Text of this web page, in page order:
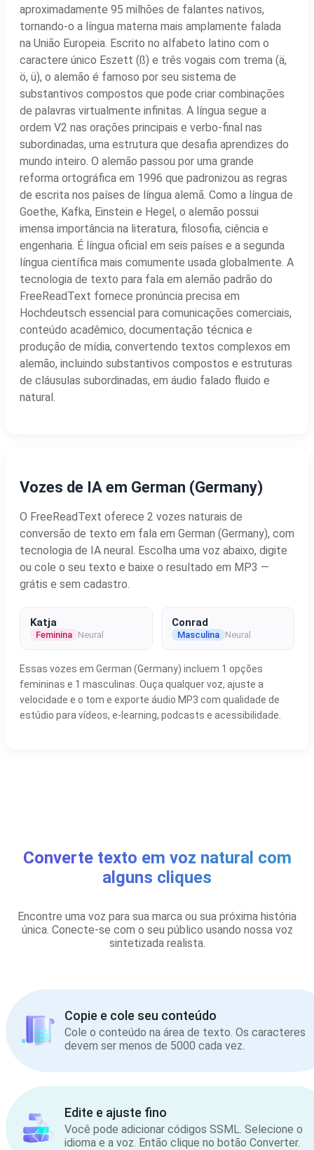
aproximadamente 95 milhões de falantes nativos,
tornando-o a língua materna mais amplamente falada
na União Europeia. Escrito no alfabeto latino com o
caractere único Eszett (ß) e três vogais com trema (ä,
ö, ü), o alemão é famoso por seu sistema de
substantivos compostos que pode criar combinações
de palavras virtualmente infinitas. A língua segue a
ordem V2 nas orações principais e verbo-final nas
subordinadas, uma estrutura que desafia aprendizes do
mundo inteiro. O alemão passou por uma grande
reforma ortográfica em 1996 que padronizou as regras
de escrita nos países de língua alemã. Como a língua de
Goethe, Kafka, Einstein e Hegel, o alemão possui
imensa importância na literatura, filosofia, ciência e
engenharia. É língua oficial em seis países e a segunda
língua científica mais comumente usada globalmente. A
tecnologia de texto para fala em alemão padrão do
FreeReadText fornece pronúncia precisa em
Hochdeutsch essencial para comunicações comerciais,
conteúdo acadêmico, documentação técnica e
produção de mídia, convertendo textos complexos em
alemão, incluindo substantivos compostos e estruturas
de cláusulas subordinadas, em áudio falado fluido e
natural.
Vozes de IA em German (Germany)
O FreeReadText oferece 2 vozes naturais de
conversão de texto em fala em German (Germany), com
tecnologia de IA neural. Escolha uma voz abaixo, digite
ou cole o seu texto e baixe o resultado em MP3 —
grátis e sem cadastro.
Katja
Feminina Neural
Conrad
Masculina Neural
Essas vozes em German (Germany) incluem 1 opções
femininas e 1 masculinas. Ouça qualquer voz, ajuste a
velocidade e o tom e exporte áudio MP3 com qualidade de
estúdio para vídeos, e-learning, podcasts e acessibilidade.
Converte texto em voz natural com
alguns cliques
Encontre uma voz para sua marca ou sua próxima história
única. Conecte-se com o seu público usando nossa voz
sintetizada realista.
Copie e cole seu conteúdo
Cole o conteúdo na área de texto. Os caracteres
devem ser menos de 5000 cada vez.
Edite e ajuste fino
Você pode adicionar códigos SSML. Selecione o
idioma e a voz. Então clique no botão Converter.